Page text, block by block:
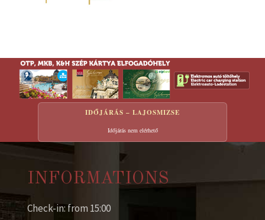
IDŐJÁRÁS – LAJOSMIZSE
Időjárás nem elérhető
INFORMATIONS
Check-in: from 15:00